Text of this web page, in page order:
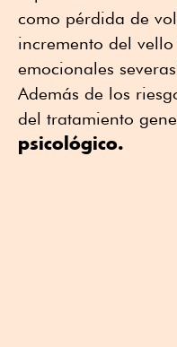
como pérdida de
incremento del
emocionales
Además de los
del tratamiento
psicológico.